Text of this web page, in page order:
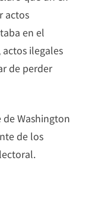
actos
en el
ilegales
de perder
Washington
de los